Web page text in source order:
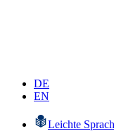
DE
EN
Leichte